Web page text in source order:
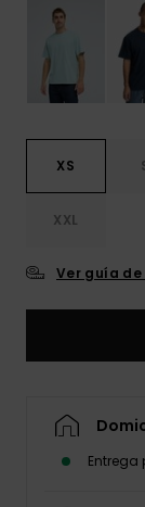
XS
XXL
Ver guía
Entrega